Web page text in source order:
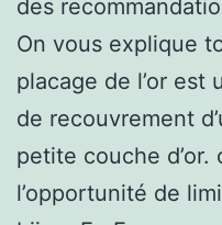
des
On vous explique
placage de l’or
de recouvrement
petite couche
l’opportunité de